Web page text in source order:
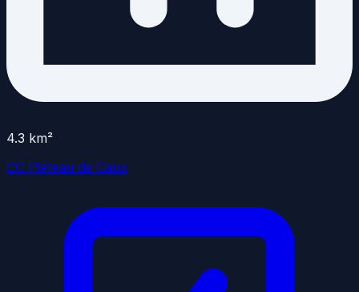
4.3 km²
CC Plateau de Caux